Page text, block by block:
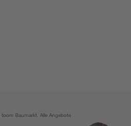
Baumarkt. Alle Angebote